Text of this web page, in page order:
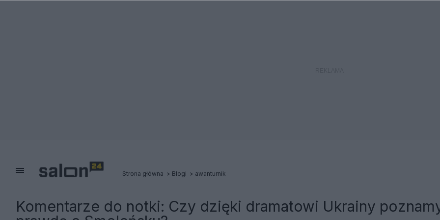
Strona główna Blogi awanturnik
Komentarze do notki: Czy dzięki dramatowi Ukrainy